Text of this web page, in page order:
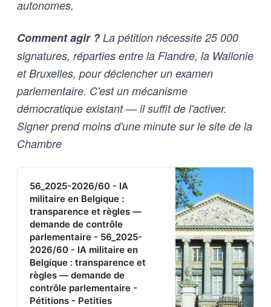
autonomes.
Comment agir ?La pétition nécessite 25 000
signatures, réparties entre la Flandre, la Wallonie
et Bruxelles, pour déclencher un examen
parlementaire. C'est un mécanisme
démocratique existant — il suffit de l'activer.
Signer prend moins d'une minute sur le site de la
Chambre
56_2025-2026/60 - IA
militaire en Belgique :
transparence et règles —
demande de contrôle
parlementaire - 56_2025-
2026/60 - IA militaire en
Belgique : transparence et
règles — demande de
contrôle parlementaire -
Pétitions - Petities